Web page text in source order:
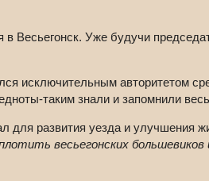
Весьегонск. Уже будучи
исключительным авторитетом
таким знали и запомнили
для развития уезда и улучшения
весьегонских